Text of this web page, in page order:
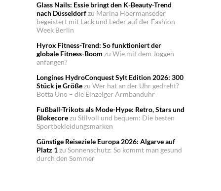
Glass Nails: Essie bringt den K-Beauty-Trend
nach Düsseldorfzu Marina Hoermanseder
begeistert mit Lack und Leder auf der Fashion
Week Berlin
Hyrox Fitness-Trend: So funktioniert der
globale Fitness-Boom zu Wie mit dem Joggen
anfangen?
Longines HydroConquest Sylt Edition 2026: 300
Stück je Größezu Wer hat an der Uhr gedreht?
Botta Uno – die Einzeiger Armbanduhr
Fußball-Trikots als Mode-Hype: Retro, Stars und
Blokecorezu Stilvoll und bequem: Die besten
Sportbekleidungsmarken
Günstige Reiseziele Europa 2026: Algarve auf
Platz 1zu Sonnenschutz: So kommt man gesund
durch den Sommer